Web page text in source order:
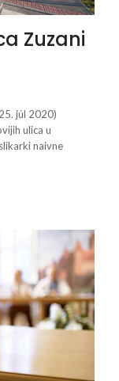
Zuzani
júl 2020)
ulica u
naivne